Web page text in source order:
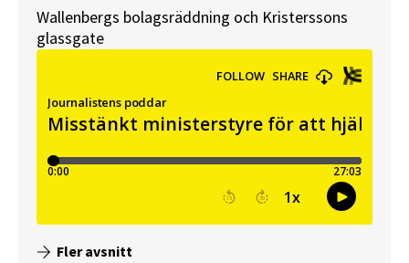
Wallenbergs bolagsräddning och Kristerssons
glassgate
Fler avsnitt